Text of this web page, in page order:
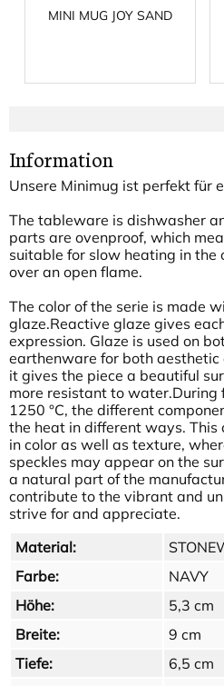
MINI MUG JOY SAND
Information
Unsere Minimug ist perfekt für
The tableware is dishwasher
parts are ovenproof, which
suitable for slow heating in the
over an open flame.
The color of the serie is made
glaze.Reactive glaze gives
expression. Glaze is used on
earthenware for both aesthetic
it gives the piece a beautiful
more resistant to
1250 °C, the different
the heat in different ways.
in color as well as texture,
speckles may appear on the
a natural part of the
contribute to the vibrant and
strive for and appreciate.
Material:
Farbe:
NAVY
Höhe:
5,3 cm
Breite:
9 cm
Tiefe:
6,5 cm